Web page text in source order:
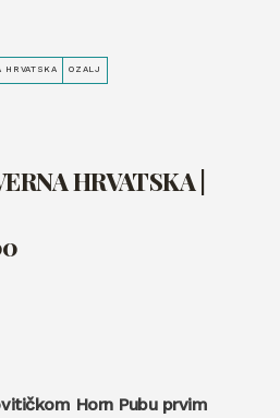
OZALJ
HRVATSKA |
Horn Pubu prvim